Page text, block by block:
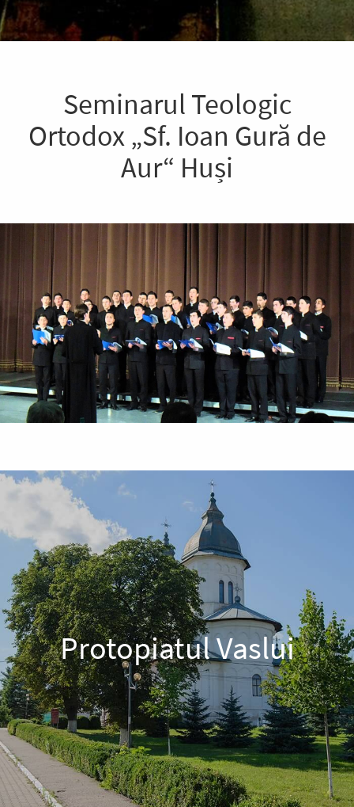
Seminarul Teologic
Ortodox „Sf. Ioan Gură de
Aur“ Huși
Protopiatul Vaslui